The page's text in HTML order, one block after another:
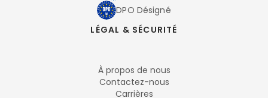
DPO Désigné
LÉGAL & SÉCURITÉ
À propos de nous
Contactez-nous
Carrières